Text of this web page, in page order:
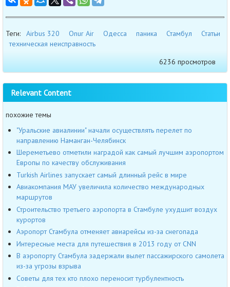
Теги: Airbus 320 Onur Air Одесса паника Стамбул
Статьи
техническая неисправность
6236 просмотров
Relevant Content
похожие темы
"Уральские авиалинии" начали осуществлять перелет по
направлению Наманган-Челябинск
Шереметьево отметили наградой как самый лучшим аэропортом
Европы по качеству обслуживания
Turkish Airlines запускает самый длинный рейс в мире
Авиакомпания МАУ увеличила количество международных
маршрутов
Строительство третьего аэропорта в Стамбуле ухудшит воздух
курортов
Аэропорт Стамбула отменяет авиарейсы из-за снегопада
Интересные места для путешествия в 2013 году от CNN
В аэропорту Стамбула задержали вылет пассажирского самолета
из-за угрозы взрыва
Советы для тех кто плохо переносит турбулентность